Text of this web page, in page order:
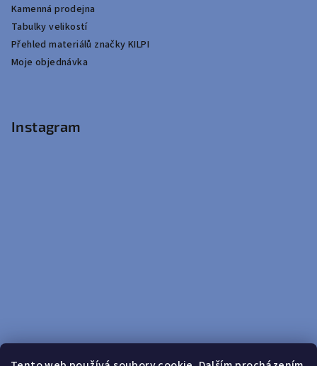
Kamenná prodejna
Tabulky velikostí
Přehled materiálů značky KILPI
Moje objednávka
Instagram